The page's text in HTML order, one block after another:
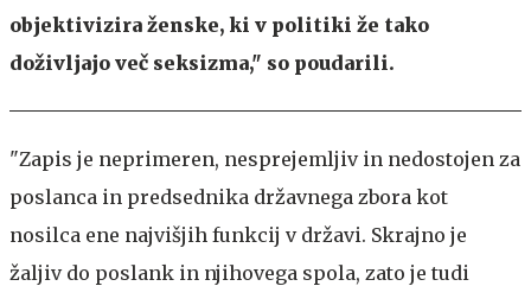
objektivizira ženske, ki v politiki že tako
doživljajo več seksizma," so poudarili.
"Zapis je neprimeren, nesprejemljiv in nedostojen za
poslanca in predsednika državnega zbora kot
nosilca ene najvišjih funkcij v državi. Skrajno je
žaljiv do poslank in njihovega spola, zato je tudi